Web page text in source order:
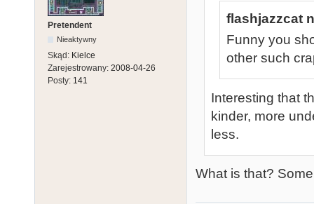
Pretendent
Nieaktywny
Skąd: Kielce
Zarejestrowany: 2008-04-26
Posty: 141
flashjazzcat
Funny you
other such
Interesting that
kinder, more
less.
What is that?